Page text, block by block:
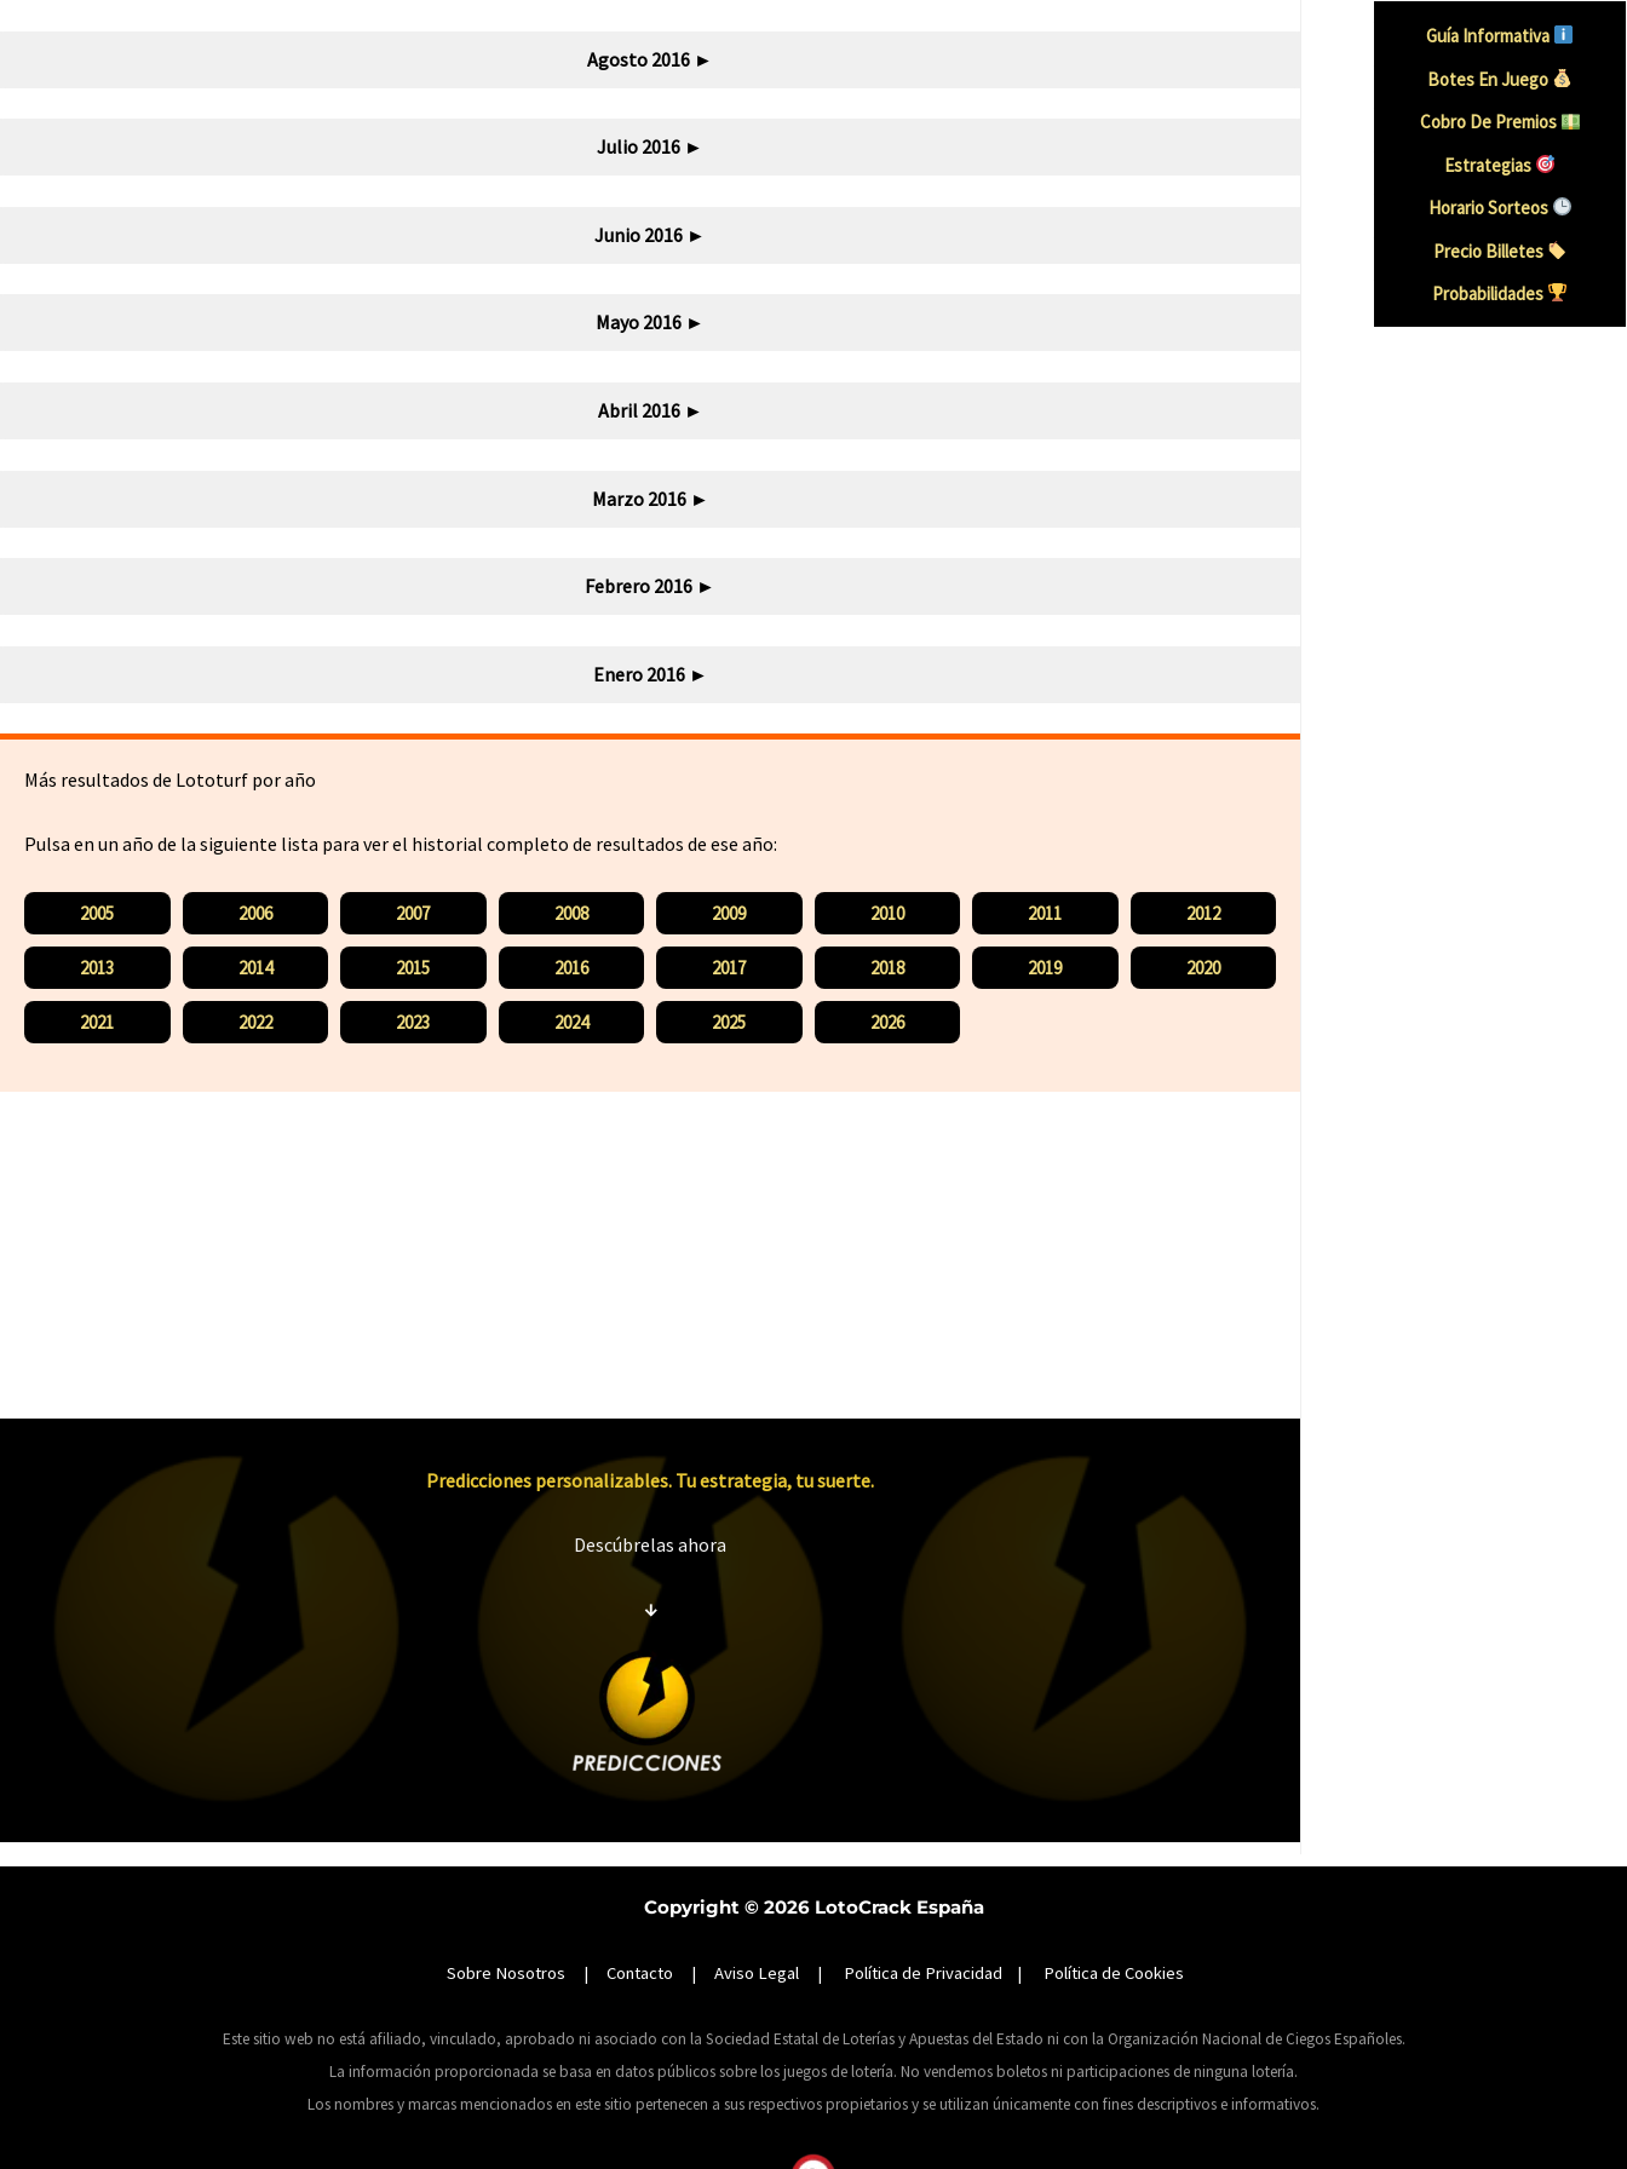
Agosto 2016 ►
Julio 2016 ►
Junio 2016 ►
Mayo 2016 ►
Abril 2016 ►
Marzo 2016 ►
Febrero 2016 ►
Enero 2016 ►
Más resultados de Lototurf por año
Pulsa en un año de la siguiente lista para ver el historial completo de resultados de ese año:
2005 2006 2007 2008 2009 2010 2011 2012
2013 2014 2015 2016 2017 2018 2019 2020
2021 2022 2023 2024 2025 2026
Predicciones personalizables. Tu estrategia, tu suerte.
Descúbrelas ahora
↓
Guía Informativa
Botes En Juego
Cobro De Premios
Estrategias
Horario Sorteos
Precio Billetes
Probabilidades
Copyright © 2026 LotoCrack España
Sobre Nosotros | Contacto | Aviso Legal | Política de Privacidad | Política de Cookies
Este sitio web no está afiliado, vinculado, aprobado ni asociado con la Sociedad Estatal de Loterías y Apuestas del Estado ni con la Organización Nacional de Ciegos Españoles.
La información proporcionada se basa en datos públicos sobre los juegos de lotería. No vendemos boletos ni participaciones de ninguna lotería.
Los nombres y marcas mencionados en este sitio pertenecen a sus respectivos propietarios y se utilizan únicamente con fines descriptivos e informativos.